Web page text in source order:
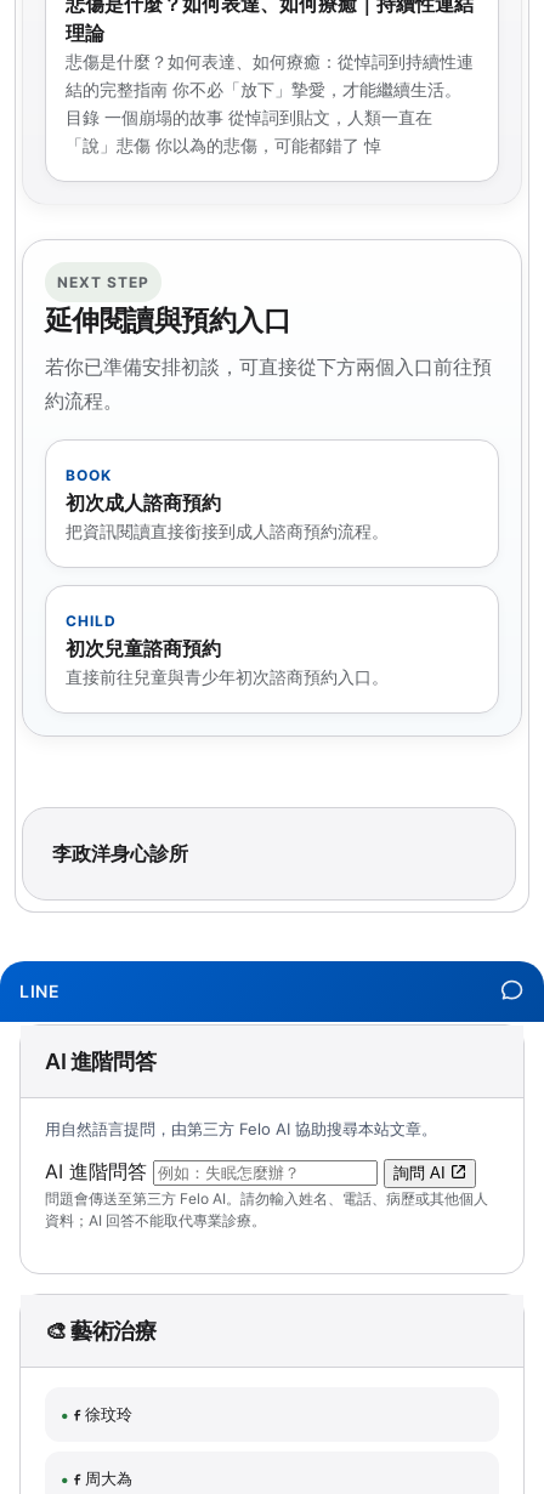
理論
悲傷是什麼？如何表達、如何療癒：從悼詞到持續性連
結的完整指南 你不必「放下」摯愛，才能繼續生活。
目錄 一個崩塌的故事 從悼詞到貼文，人類一直在
「說」悲傷 你以為的悲傷，可能都錯了 悼
NEXT STEP
延伸閱讀與預約入口
若你已準備安排初談，可直接從下方兩個入口前往預
約流程。
BOOK
初次成人諮商預約
把資訊閱讀直接銜接到成人諮商預約流程。
CHILD
初次兒童諮商預約
直接前往兒童與青少年初次諮商預約入口。
李政洋身心診所
LINE
AI 進階問答
用自然語言提問，由第三方 Felo AI 協助搜尋本站文章。
AI 進階問答 （可輸入自然語言問題；送出後會開啟 Felo
詢問 AI
問題會傳送至第三方 Felo AI。請勿輸入姓名、電話、病歷或其他個人
資料；AI 回答不能取代專業診療。
🎨 藝術治療
徐玟玲
周大為